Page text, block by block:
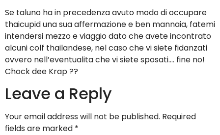
Se taluno ha in precedenza avuto modo di occupare
thaicupid una sua affermazione e ben mannaia, fatemi
intendersi mezzo e viaggio dato che avete incontrato
alcuni colf thailandese, nel caso che vi siete fidanzati
ovvero nell’eventualita che vi siete sposati…. fine no!
Chock dee Krap ??
Leave a Reply
Your email address will not be published. Required
fields are marked *